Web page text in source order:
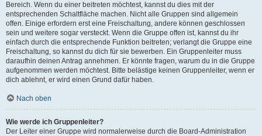
Bereich. Wenn du einer beitreten möchtest, kannst du dies mit der
entsprechenden Schaltfläche machen. Nicht alle Gruppen sind allgemein
offen. Einige erfordern erst eine Freischaltung, andere können geschlossen
sein und weitere sogar versteckt. Wenn die Gruppe offen ist, kannst du ihr
einfach durch die entsprechende Funktion beitreten; verlangt die Gruppe eine
Freischaltung, so kannst du dich für sie bewerben. Ein Gruppenleiter muss
daraufhin deinen Antrag annehmen. Er könnte fragen, warum du in die Gruppe
aufgenommen werden möchtest. Bitte belästige keinen Gruppenleiter, wenn er
dich ablehnt, er wird einen Grund dafür haben.
Nach oben
Wie werde ich Gruppenleiter?
Der Leiter einer Gruppe wird normalerweise durch die Board-Administration